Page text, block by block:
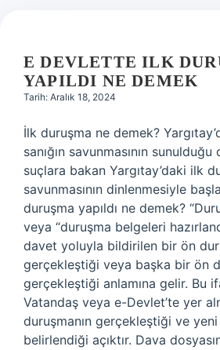
E DEVLETTE ILK
YAPILDI NE DEMEK
Tarih: Aralık 18, 2024
İlk duruşma ne demek?
sanığın savunmasının sunulduğu
suçlara bakan Yargıtay’daki ilk
savunmasının dinlenmesiyle
duruşma yapıldı ne demek?
veya “duruşma belgeleri
davet yoluyla bildirilen bir ön
gerçekleştiği veya başka bir ön
gerçekleştiği anlamına gelir. Bu
Vatandaş veya e-Devlet’te yer
duruşmanın gerçekleştiği ve
belirlendiği açıktır. Dava